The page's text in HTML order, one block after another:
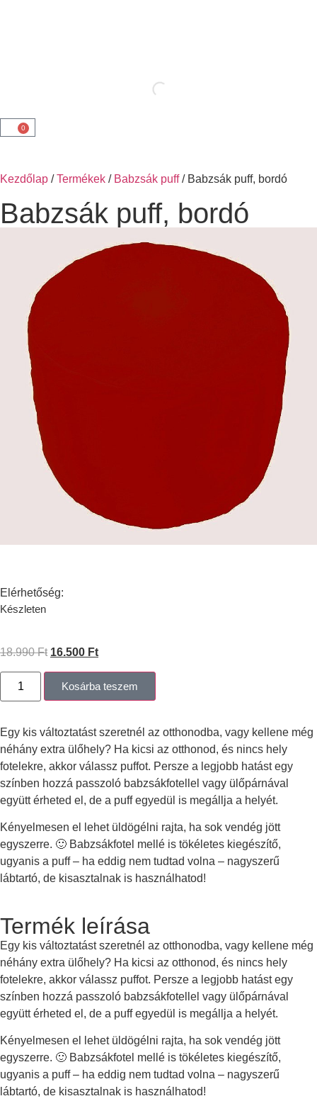
0
Kezdőlap /Termékek / Babzsák puff/ Babzsák puff, bordó
Babzsák puff, bordó
Elérhetőség:
Készleten
18.990Ft 16.500 Ft
Kosárba teszem
Egy kis változtatást szeretnél az otthonodba, vagy kellene még
néhány extra ülőhely? Ha kicsi az otthonod, és nincs hely
fotelekre, akkor válassz puffot. Persze a legjobb hatást egy
színben hozzá passzoló babzsákfotellel vagy ülőpárnával
együtt érheted el, de a puff egyedül is megállja a helyét.
Kényelmesen el lehet üldögélni rajta, ha sok vendég jött
egyszerre. 🙂 Babzsákfotel mellé is tökéletes kiegészítő,
ugyanis a puff – ha eddig nem tudtad volna – nagyszerű
lábtartó, de kisasztalnak is használhatod!
Termék leírása
Egy kis változtatást szeretnél az otthonodba, vagy kellene még
néhány extra ülőhely? Ha kicsi az otthonod, és nincs hely
fotelekre, akkor válassz puffot. Persze a legjobb hatást egy
színben hozzá passzoló babzsákfotellel vagy ülőpárnával
együtt érheted el, de a puff egyedül is megállja a helyét.
Kényelmesen el lehet üldögélni rajta, ha sok vendég jött
egyszerre. 🙂 Babzsákfotel mellé is tökéletes kiegészítő,
ugyanis a puff – ha eddig nem tudtad volna – nagyszerű
lábtartó, de kisasztalnak is használhatod!